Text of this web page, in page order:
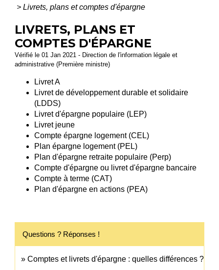
> Livrets, plans et comptes d'épargne
LIVRETS, PLANS ET
COMPTES D'ÉPARGNE
Vérifié le 01 Jan 2021 - Direction de l'information légale et
administrative (Première ministre)
Livret A
Livret de développement durable et solidaire
(LDDS)
Livret d'épargne populaire (LEP)
Livret jeune
Compte épargne logement (CEL)
Plan épargne logement (PEL)
Plan d'épargne retraite populaire (Perp)
Compte d'épargne ou livret d'épargne bancaire
Compte à terme (CAT)
Plan d'épargne en actions (PEA)
Questions ? Réponses !
Comptes et livrets d'épargne : quelles différences ?